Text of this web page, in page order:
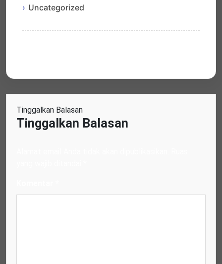
Uncategorized
Tinggalkan Balasan
Tinggalkan Balasan